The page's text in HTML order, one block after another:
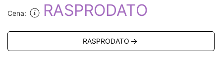
Cena: RASPRODATO
RASPRODATO